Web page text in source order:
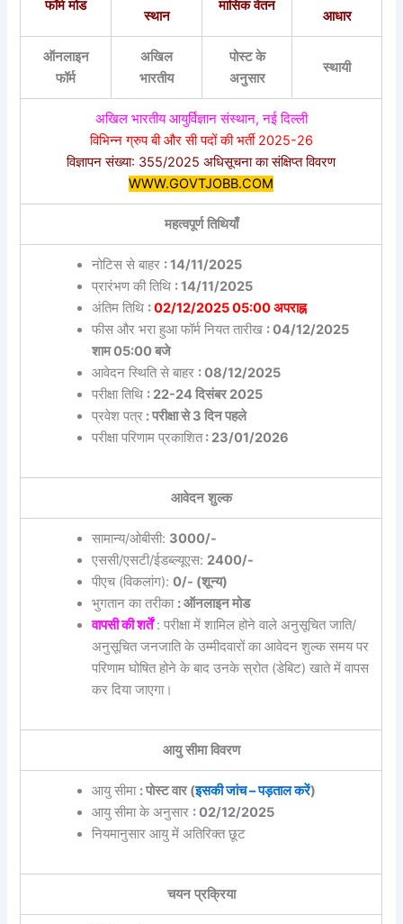
फॉर्म मोड
स्थान
मासिक वेतन
आधार
ऑनलाइन
फॉर्म
अखिल
भारतीय
पोस्ट के
अनुसार
स्थायी
अखिल भारतीय आयुर्विज्ञान संस्थान, नई दिल्ली
विभिन्न ग्रुप बी और सी पदों की भर्ती 2025-26
विज्ञापन संख्या: 355/2025 अधिसूचना का संक्षिप्त विवरण
WWW.GOVTJOBB.COM
महत्वपूर्ण तिथियाँ
नोटिस से बाहर : 14/11/2025
प्रारंभण की तिथि : 14/11/2025
अंतिम तिथि :02/12/2025 05:00 अपराह्न
फीस और भरा हुआ फॉर्म नियत तारीख : 04/12/2025
शाम 05:00 बजे
आवेदन स्थिति से बाहर : 08/12/2025
परीक्षा तिथि : 22-24 दिसंबर 2025
प्रवेश पत्र: परीक्षा से 3 दिन पहले
परीक्षा परिणाम प्रकाशित: 23/01/2026
आवेदन शुल्क
सामान्य/ओबीसी: 3000/-
एससी/एसटी/ईडब्ल्यूएस: 2400/-
पीएच (विकलांग): 0/- (शून्य)
भुगतान का तरीका : ऑनलाइन मोड
वापसी की शर्तें: परीक्षा में शामिल होने वाले अनुसूचित जाति/
अनुसूचित जनजाति के उम्मीदवारों का आवेदन शुल्क समय पर
परिणाम घोषित होने के बाद उनके स्रोत (डेबिट) खाते में वापस
कर दिया जाएगा।
आयु सीमा विवरण
आयु सीमा : पोस्ट वार (इसकी जांच – पड़ताल करें)
आयु सीमा के अनुसार : 02/12/2025
नियमानुसार आयु में अतिरिक्त छूट
चयन प्रक्रिया